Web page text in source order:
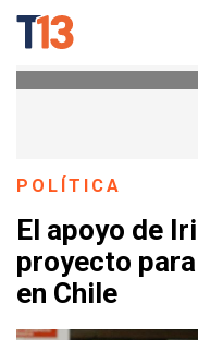
POLÍTICA
El apoyo de
proyecto
en Chile